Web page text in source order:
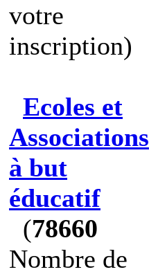
votre
inscription)
Ecoles et
Associations
à but
éducatif
(78660
Nombre de